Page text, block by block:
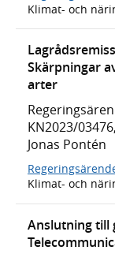
Klimat- och
Lagrådsremiss
Skärpningar
arter
KN2023/
Jonas Pontén
Klimat- och
Anslutning till